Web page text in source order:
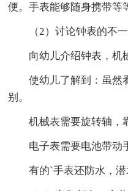
便。手表能够随身携带等
（2）讨论钟表的不
向幼儿介绍钟表，机
使幼儿了解到：虽然
别。
机械表需要旋转轴，
电子表需要电池带动
有的`手表还防水，潜